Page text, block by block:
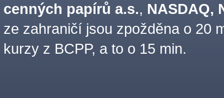
cenných papírů a.s., NASDAQ,
ze zahraničí jsou zpožděna o 20
kurzy z BCPP, a to o 15 min.